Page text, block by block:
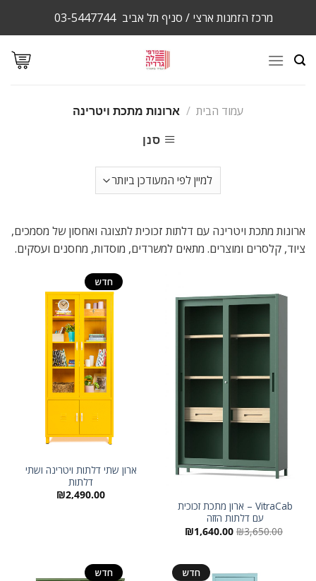
מרכז הזמנות ארצי / סניף תל אביב 03-5447744
עמוד הבית / ארונות מתכת ויטרינה
סנן
ארונות מתכת ויטרינה עם דלתות זכוכית לתצוגה ואחסון של מסמכים,
ציוד, קלסרים ומוצרים. מתאים למשרדים, מוסדות, מחסנים ועסקים.
VitraCab – ארון מתכת זכוכית
עם דלתות הזזה
₪3,650.00 המחיר
המקורי
₪1,640.00
חדש
ארון שתי דלתות ויטרינה ושתי
דלתות
₪2,490.00
מבצע! חדש חדש